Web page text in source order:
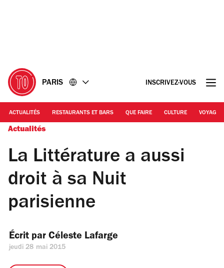
PARIS INSCRIVEZ-VOUS
ACTUALITÉS RESTAURANTS ET BARS QUE FAIRE CULTURE VOYAGE
Actualités
La Littérature a aussi
droit à sa Nuit
parisienne
Écrit par Céleste Lafarge
jeudi 28 mai 2015